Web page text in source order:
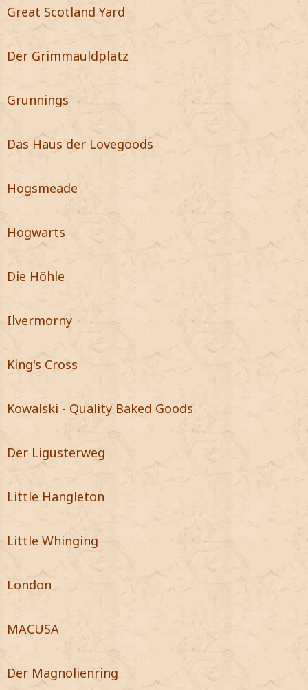
Great Scotland Yard
Der Grimmauldplatz
Grunnings
Das Haus der Lovegoods
Hogsmeade
Hogwarts
Die Höhle
Ilvermorny
King's Cross
Kowalski - Quality Baked Goods
Der Ligusterweg
Little Hangleton
Little Whinging
London
MACUSA
Der Magnolienring